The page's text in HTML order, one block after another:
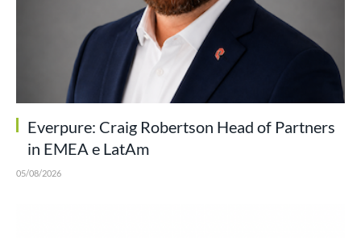
Everpure: Craig Robertson Head of Partners
in EMEA e LatAm
05/08/2026